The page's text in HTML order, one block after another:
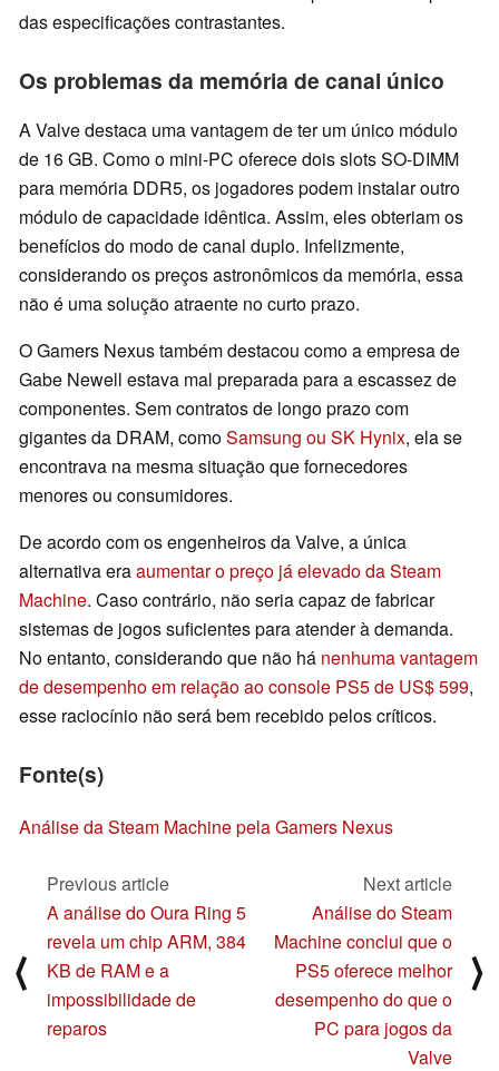
das especificações contrastantes.
Os problemas da memória de canal único
A Valve destaca uma vantagem de ter um único módulo
de 16 GB. Como o mini-PC oferece dois slots SO-DIMM
para memória DDR5, os jogadores podem instalar outro
módulo de capacidade idêntica. Assim, eles obteriam os
benefícios do modo de canal duplo. Infelizmente,
considerando os preços astronômicos da memória, essa
não é uma solução atraente no curto prazo.
O Gamers Nexus também destacou como a empresa de
Gabe Newell estava mal preparada para a escassez de
componentes. Sem contratos de longo prazo com
gigantes da DRAM, comoSamsung ou SK Hynix, ela se
encontrava na mesma situação que fornecedores
menores ou consumidores.
De acordo com os engenheiros da Valve, a única
alternativa eraaumentar o preço já elevado da Steam
Machine. Caso contrário, não seria capaz de fabricar
sistemas de jogos suficientes para atender à demanda.
No entanto, considerando que não há nenhuma vantagem
de desempenho em relação ao console PS5 de US$ 599,
esse raciocínio não será bem recebido pelos críticos.
Fonte(s)
Análise da Steam Machine pela Gamers Nexus
⟨
Previous article
A análise do Oura Ring 5
revela um chip ARM, 384
KB de RAM e a
impossibilidade de
reparos
Next article
Análise do Steam
Machine conclui que o
PS5 oferece melhor
desempenho do que o
PC para jogos da
Valve
⟩